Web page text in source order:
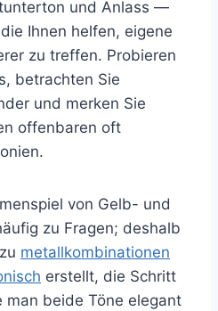
und Anlass —
Ihnen helfen, eigene
zu treffen. Probieren
betrachten Sie
und merken Sie
offenbaren oft
von Gelb- und
zu Fragen; deshalb
metallkombinationen
erstellt, die Schritt
beide Töne elegant